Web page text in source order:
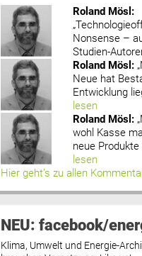
Roland Mösl :
Nonsense –
Studien-
Roland Mösl :
Neue hat
Entwicklung
lesen
Roland Mösl :
wohl Kasse
neue Produkte
lesen
Hier geht’s zu allen
NEU: facebook/
Klima, Umwelt und Energie-